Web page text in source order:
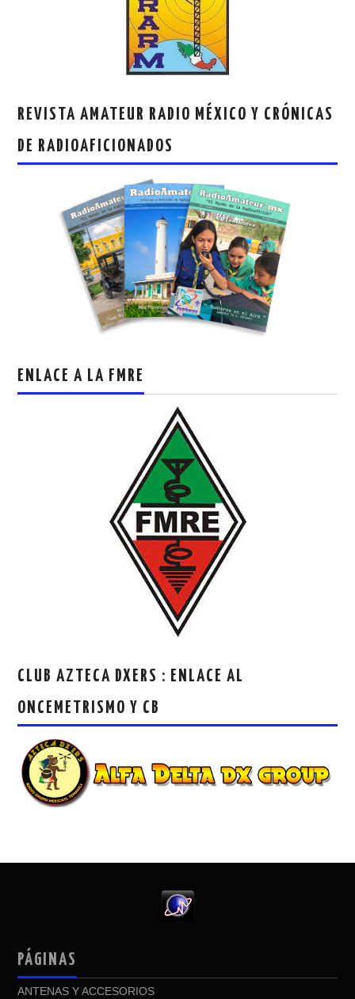
REVISTA AMATEUR RADIO MÉXICO Y CRÓNICAS
DE RADIOAFICIONADOS
ENLACE A LA FMRE
CLUB AZTECA DXERS : ENLACE AL
ONCEMETRISMO Y CB
PÁGINAS
ANTENAS Y ACCESORIOS